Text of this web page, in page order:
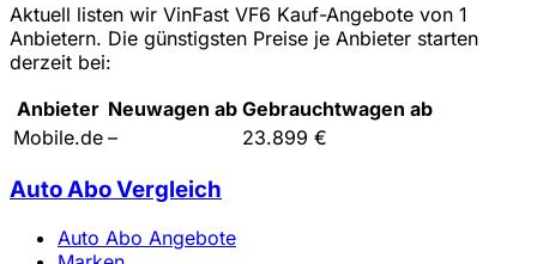
Aktuell listen wir VinFast VF6 Kauf-Angebote von 1
Anbietern. Die günstigsten Preise je Anbieter starten
derzeit bei:
Anbieter Neuwagen ab Gebrauchtwagen ab
Mobile.de – 23.899 €
Auto Abo Vergleich
Auto Abo Angebote